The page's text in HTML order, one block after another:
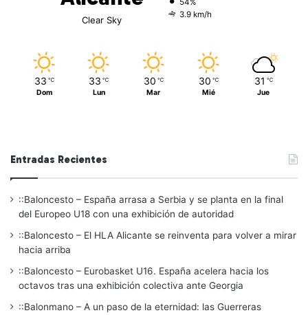
Clear Sky
54%
3.9 km/h
33 ℃
Dom
33 ℃
Lun
30 ℃
Mar
30 ℃
Mié
31 ℃
Jue
Entradas Recientes
::Baloncesto – España arrasa a Serbia y se planta en la final
del Europeo U18 con una exhibición de autoridad
::Baloncesto – El HLA Alicante se reinventa para volver a mirar
hacia arriba
::Baloncesto – Eurobasket U16. España acelera hacia los
octavos tras una exhibición colectiva ante Georgia
::Balonmano – A un paso de la eternidad: las Guerreras